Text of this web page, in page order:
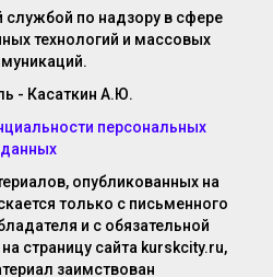
по надзору в сфере
технологий и массовых
- Касаткин А.Ю.
персональных
данных
опубликованных на
только с письменного
и с обязательной
страницу сайта kurskcity.ru,
заимствован